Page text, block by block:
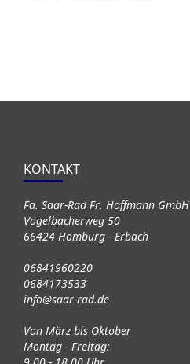
KONTAKT
Fa. Saar-Rad Fr. Hoffmann GmbH
Vogelbacherweg 50
66424 Homburg - Erbach
06841960220
0684173533
info@saar-rad.de
Von März bis Oktober
Montag - Freitag: